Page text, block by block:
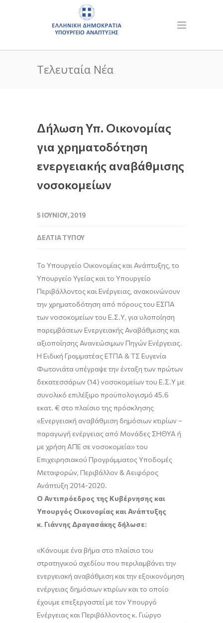
Τελευταία Νέα
Δήλωση Υπ. Οικονομίας
για χρηματοδότηση
ενεργειακής αναβάθμισης
νοσοκομείων
5 ΙΟΥΝΊΟΥ, 2019
ΔΕΛΤΊΑ ΤΎΠΟΥ
Το Υπουργείο Οικονομίας και Ανάπτυξης, το
Υπουργείο Υγείας και το Υπουργείο
Περιβάλλοντος και Ενέργειας, ανακοινώνουν
την χρηματοδότηση από πόρους του ΕΣΠΑ
των νοσοκομείων του Ε.Σ.Υ, για υλοποίηση
παρεμβάσεων Ενεργειακής Αναβάθμισης και
αξιοποίησης Ανανεώσιμων Πηγών Ενέργειας.
Η Ειδική Γραμματέας ΕΤΠΑ & ΤΣ Ευγενία
Φωτονιάτα υπέγραψε την ένταξη των πρώτων
δεκατεσσάρων (14) νοσοκομείων του Ε.Σ.Υ με
συνολικό επιλέξιμο προϋπολογισμό 45.6
εκατ. € στο πλαίσιο της πρόσκλησης
«Ενεργειακή αναβάθμιση δημόσιων κτιρίων –
παραγωγή ενέργειας από Μονάδες ΣΗΘΥΑ ή
με χρήση ΑΠΕ σε νοσοκομεία» του
Επιχειρησιακού Προγράμματος Υποδομές
Μεταφορών, Περιβάλλον & Αειφόρος
Ανάπτυξη 2014-2020.
Ο Αντιπρόεδρος της Κυβέρνησης και
Υπουργός Οικονομίας και Ανάπτυξης
κ. Γιάννης Δραγασάκης δήλωσε:
«Κάνουμε ένα βήμα στο πλαίσιο του
στρατηγικού σχεδίου που περιλαμβάνει την
ενεργειακή αναβάθμιση και την εξοικονόμηση
ενέργειας δημόσιων κτιρίων και το οποίο
έχουμε επεξεργαστεί με τον Υπουργό
Ενέργειας και Περιβάλλοντος κ. Γιώργο